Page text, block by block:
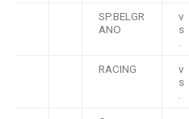
SP.BELGR
ANO
v
s
.
RACING
v
s
.